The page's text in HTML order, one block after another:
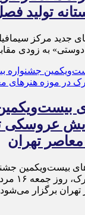
تولید
جدید مرکز
دوستی» به زودی
عروسکی
تهران
بیست‌ویکمین
برگزار